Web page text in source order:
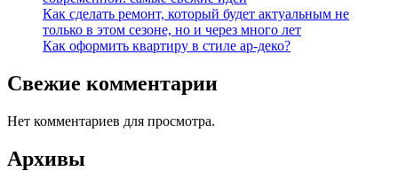
Как сделать ремонт, который будет актуальным не
только в этом сезоне, но и через много лет
Как оформить квартиру в стиле ар-деко?
Свежие комментарии
Нет комментариев для просмотра.
Архивы